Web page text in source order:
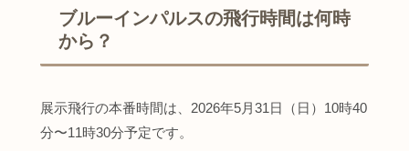
ブルーインパルスの飛行時間は何時
から？
展示飛行の本番時間は、2026年5月31日（日）10時40
分〜11時30分予定です。